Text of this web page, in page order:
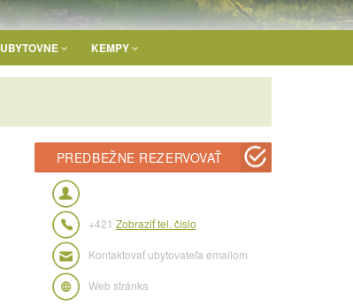
UBYTOVNE KEMPY
PREDBEŽNE REZERVOVAŤ
+421 Zobraziť tel. číslo
Kontaktovať ubytovateľa emailom
Web stránka